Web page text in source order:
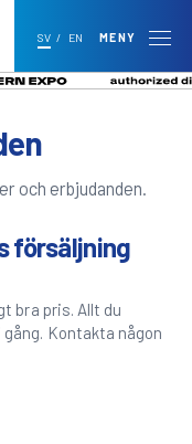
SV / EN MENY
och erbjudanden.
försäljning
bra pris. Allt du
Kontakta någon